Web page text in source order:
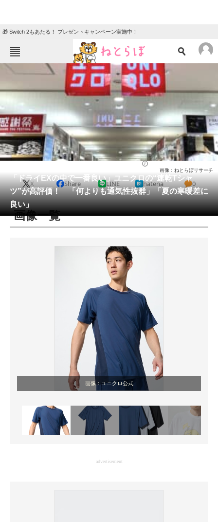
🎁 Switch 2もあたる！ プレゼントキャンペーン実施中！
ねとらぼメニュー
ニュース
クイズ
グルメ 地域
住まい 教育・育児
動物 リサーチ
会員記事
メディア
注目記事を集めた総合ページ
好きが集まる 比べて選べる
ビジネスと働き方のヒント
AI活用のいまが分かる
企業ITのトレンドを詳説
経営リーダーのコミュニティ
マーケ×ITの今がよく分かる
ITエンジニア向け専門サイト
製造業のIT導入・活用を支援
「ドライEXの中で一番良い」ユニクロの“速乾Tシャ
ツ”が高評価！ 「何よりも通気性抜群」「夏の寒暖差に
良い」
画像：ねとらぼリサーチ
X Share LINE hatena 0
画像一覧
画像：ユニクロ公式
advertisement